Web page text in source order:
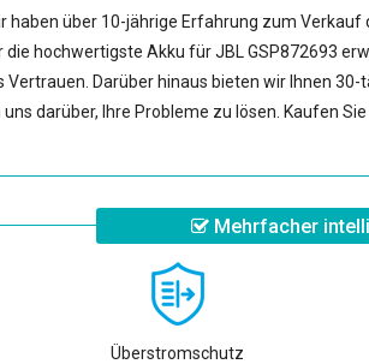
haben über 10-jährige Erfahrung zum
die hochwertigste Akku für JBL GSP872693
Darüber hinaus bieten wir Ihnen
darüber, Ihre Probleme zu lösen. Kaufen
Mehrfacher
Überstromschutz